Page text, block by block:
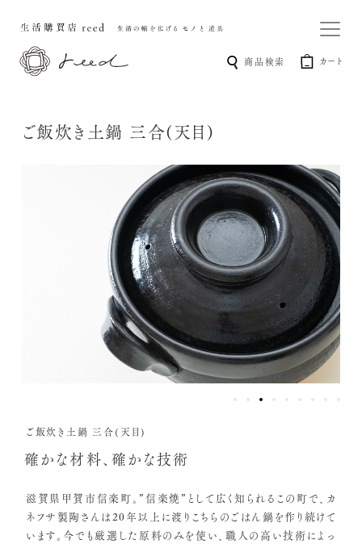
商品検索 カート
ご飯炊き土鍋 三合(天目)
ご飯炊き土鍋 三合(天目)
確かな材料、確かな技術
滋賀県甲賀市信楽町。”信楽焼”として広く知られるこの町で、カ
ネフサ製陶さんは20年以上に渡りこちらのごはん鍋を作り続けて
います。今でも厳選した原料のみを使い、職人の高い技術によっ